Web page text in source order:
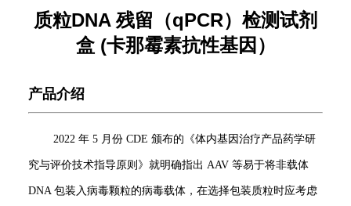
质粒DNA 残留（qPCR）检测试剂
盒 (卡那霉素抗性基因）
产品介绍
2022 年 5 月份 CDE 颁布的《体内基因治疗产品药学研
究与评价技术指导原则》就明确指出 AAV 等易于将非载体
DNA 包装入病毒颗粒的病毒载体，在选择包装质粒时应考虑